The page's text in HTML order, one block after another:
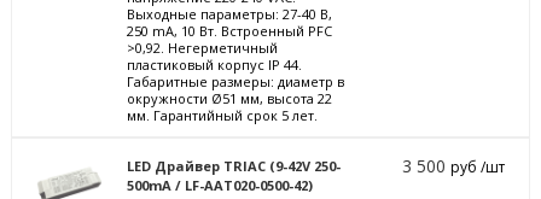
Выходные параметры: 27-40 В,
250 mА, 10 Вт. Встроенный PFC
>0,92. Негерметичный
пластиковый корпус IP 44.
Габаритные размеры: диаметр в
окружности Ø51 мм, высота 22
мм. Гарантийный срок 5 лет.
LED Драйвер TRIAC (9-42V 250-
500mA / LF-AAT020-0500-42)
3 500руб /шт